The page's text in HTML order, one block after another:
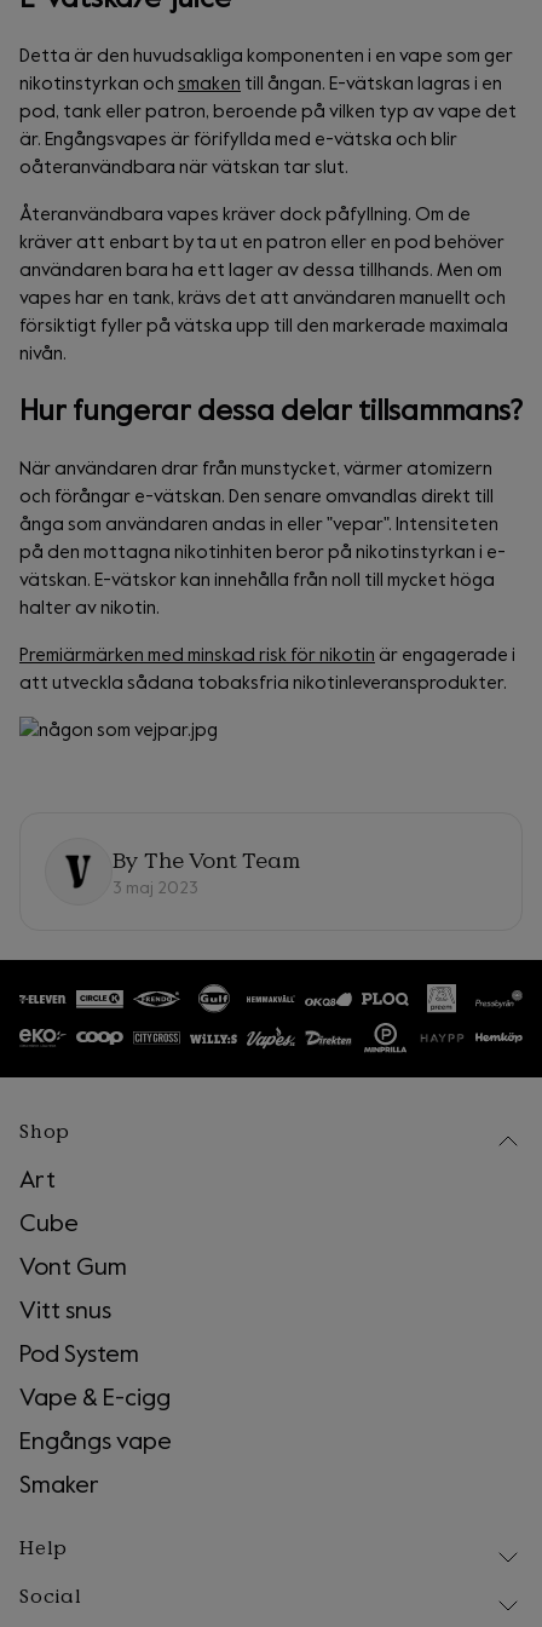
Detta är den huvudsakliga komponenten i en vape som ger
nikotinstyrkan och smaken till ångan. E-vätskan lagras i en
pod, tank eller patron, beroende på vilken typ av vape det
är. Engångsvapes är förifyllda med e-vätska och blir
oåteranvändbara när vätskan tar slut.
Återanvändbara vapes kräver dock påfyllning. Om de
kräver att enbart byta ut en patron eller en pod behöver
användaren bara ha ett lager av dessa tillhands. Men om
vapes har en tank, krävs det att användaren manuellt och
försiktigt fyller på vätska upp till den markerade maximala
nivån.
Hur fungerar dessa delar tillsammans?
När användaren drar från munstycket, värmer atomizern
och förångar e-vätskan. Den senare omvandlas direkt till
ånga som användaren andas in eller "vepar". Intensiteten
på den mottagna nikotinhiten beror på nikotinstyrkan i e-
vätskan. E-vätskor kan innehålla från noll till mycket höga
halter av nikotin.
Premiärmärken med minskad risk för nikotin är engagerade i
att utveckla sådana tobaksfria nikotinleveransprodukter.
By The Vont Team
3 maj 2023
Shop
Art
Cube
Vont Gum
Vitt snus
Pod System
Vape & E-cigg
Engångs vape
Smaker
Help
Leverans
Social